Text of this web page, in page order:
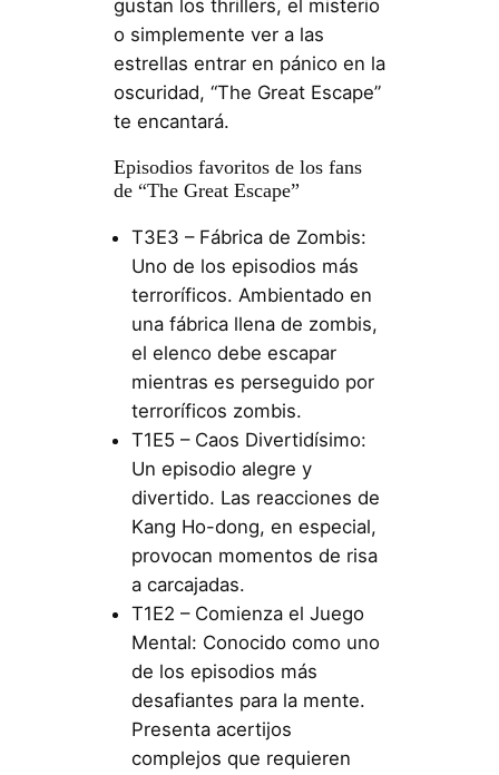
gustan los thrillers, el misterio
o simplemente ver a las
estrellas entrar en pánico en la
oscuridad, “The Great Escape”
te encantará.
Episodios favoritos de los fans
de “The Great Escape”
T3E3 – Fábrica de Zombis:
Uno de los episodios más
terroríficos. Ambientado en
una fábrica llena de zombis,
el elenco debe escapar
mientras es perseguido por
terroríficos zombis.
T1E5 – Caos Divertidísimo:
Un episodio alegre y
divertido. Las reacciones de
Kang Ho-dong, en especial,
provocan momentos de risa
a carcajadas.
T1E2 – Comienza el Juego
Mental: Conocido como uno
de los episodios más
desafiantes para la mente.
Presenta acertijos
complejos que requieren